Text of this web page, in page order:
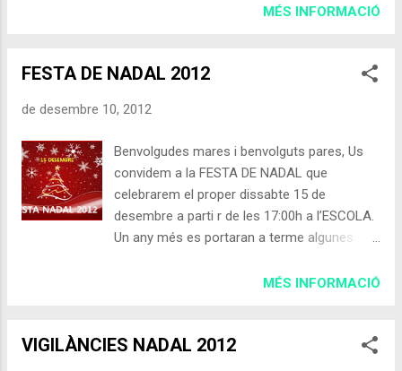
pública i contra la LOMCE i les retallades. La
Universitat, cruïlla amb el c/Pelai, fins a la
SOCIAL: NI LOMCE, NI RETALLADES EN
LLENGUA CATALANA. MANIFEST Font:
CCOO Catalunya
MÉS INFORMACIÓ
FESTA DE NADAL 2012
de desembre 10, 2012
Benvolgudes mares i benvolguts pares, Us
convidem a la FESTA DE NADAL que
celebrarem el proper dissabte 15 de
desembre a parti r de les 17:00h a l’ESCOLA.
Un any més es portaran a terme algunes
participar tota la família. La recaptació
estarà dedicada a la LLUITA CONTRA EL
MÉS INFORMACIÓ
VIGILÀNCIES NADAL 2012